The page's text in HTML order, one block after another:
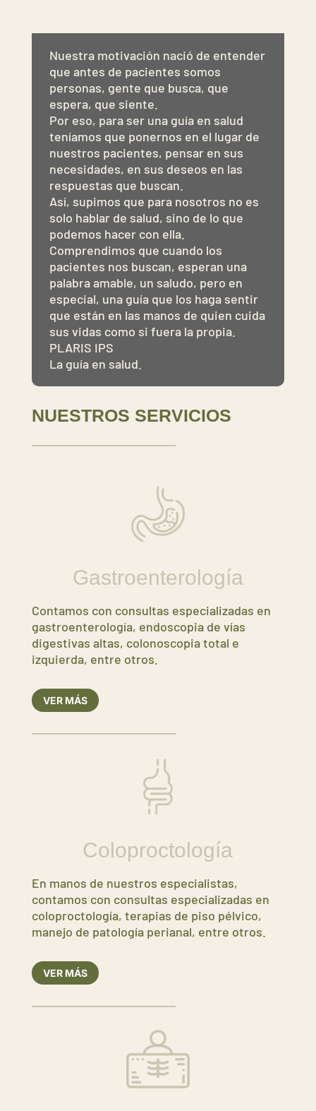
Nuestra motivación nació de entender
que antes de pacientes somos
personas, gente que busca, que
espera, que siente.
Por eso, para ser una guía en salud
teníamos que ponernos en el lugar de
nuestros pacientes, pensar en sus
necesidades, en sus deseos en las
respuestas que buscan.
Así, supimos que para nosotros no es
solo hablar de salud, sino de lo que
podemos hacer con ella.
Comprendimos que cuando los
pacientes nos buscan, esperan una
palabra amable, un saludo, pero en
especial, una guía que los haga sentir
que están en las manos de quien cuida
sus vidas como si fuera la propia.
PLARIS IPS
La guía en salud.
NUESTROS SERVICIOS
Gastroenterología
Contamos con consultas especializadas en
gastroenterología, endoscopia de vías
digestivas altas, colonoscopia total e
izquierda, entre otros.
VER MÁS
Coloproctología
En manos de nuestros especialistas,
contamos con consultas especializadas en
coloproctología, terapias de piso pélvico,
manejo de patología perianal, entre otros.
VER MÁS